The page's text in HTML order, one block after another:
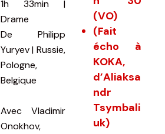
1h 33min |
Drame
De Philipp
Yuryev | Russie,
Pologne,
Belgique
Avec Vladimir
Onokhov,
(VO)
(Fait
écho à
KOKA,
d’Aliaksa
ndr
Tsymbali
uk)